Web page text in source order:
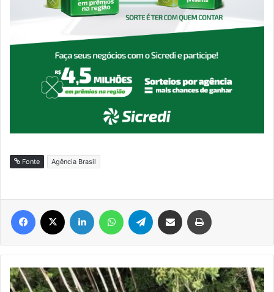
Fonte Agência Brasil
Facebook Linkedin WhatsAppTelegram Compartilhar via e-mail
Ocupantes
de